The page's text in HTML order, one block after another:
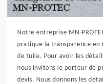
Notre entreprise MN-
pratique la transparence en
de tuile. Pour avoir les
nous invitons le porteur de
devis. Nous donnons les